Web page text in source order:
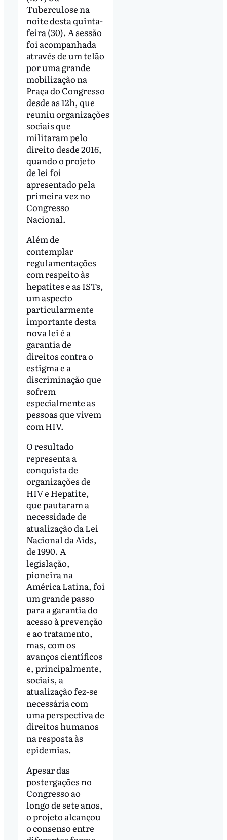
Tuberculose na
noite desta quinta-
feira (30). A sessão
foi acompanhada
através de um telão
por uma grande
mobilização na
Praça do Congresso
desde as 12h, que
reuniu organizações
sociais que
militaram pelo
direito desde 2016,
quando o projeto
de lei foi
apresentado pela
primeira vez no
Congresso
Nacional.
Além de
contemplar
regulamentações
com respeito às
hepatites e as ISTs,
um aspecto
particularmente
importante desta
nova lei é a
garantia de
direitos contra o
estigma e a
discriminação que
sofrem
especialmente as
pessoas que vivem
com HIV.
O resultado
representa a
conquista de
organizações de
HIV e Hepatite,
que pautaram a
necessidade de
atualização da Lei
Nacional da Aids,
de 1990. A
legislação,
pioneira na
América Latina, foi
um grande passo
para a garantia do
acesso à prevenção
e ao tratamento,
mas, com os
avanços científicos
e, principalmente,
sociais, a
atualização fez-se
necessária com
uma perspectiva de
direitos humanos
na resposta às
epidemias.
Apesar das
postergações no
Congresso ao
longo de sete anos,
o projeto alcançou
o consenso entre